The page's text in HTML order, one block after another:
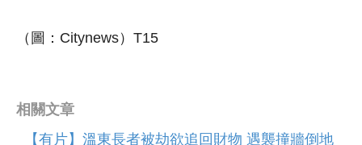
（圖：Citynews）T15
相關文章
【有片】溫東長者被劫欲追回財物 遇襲撞牆倒地